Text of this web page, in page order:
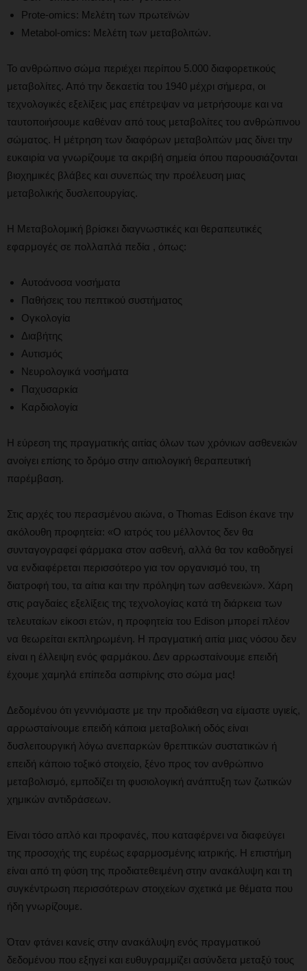
Prote-omics: Μελέτη των πρωτεϊνών
Metabol-omics: Μελέτη των μεταβολιτών.
Το ανθρώπινο σώμα περιέχει περίπου 5.000 διαφορετικούς
μεταβολίτες. Από την δεκαετία του 1940 μέχρι σήμερα, οι
τεχνολογικές εξελίξεις μας επέτρεψαν να μετρήσουμε και να
ταυτοποιήσουμε καθέναν από τους μεταβολίτες του ανθρώπινου
σώματος. Η μέτρηση των διαφόρων μεταβολιτών μας δίνει την
ευκαιρία να γνωρίζουμε τα ακριβή σημεία όπου παρουσιάζονται
βιοχημικές βλάβες και συνεπώς την προέλευση μιας
μεταβολικής δυσλειτουργίας.
Η Μεταβολομική βρίσκει διαγνωστικές και θεραπευτικές
εφαρμογές σε πολλαπλά πεδία , όπως:
Αυτοάνοσα νοσήματα
Παθήσεις του πεπτικού συστήματος
Ογκολογία
Διαβήτης
Αυτισμός
Νευρολογικά νοσήματα
Παχυσαρκία
Καρδιολογία
Η εύρεση της πραγματικής αιτίας όλων των χρόνιων ασθενειών
ανοίγει επίσης το δρόμο στην αιτιολογική θεραπευτική
παρέμβαση.
Στις αρχές του περασμένου αιώνα, ο Thomas Edison έκανε την
ακόλουθη προφητεία: «Ο ιατρός του μέλλοντος δεν θα
συνταγογραφεί φάρμακα στον ασθενή, αλλά θα τον καθοδηγεί
να ενδιαφέρεται περισσότερο για τον οργανισμό του, τη
διατροφή του, τα αίτια και την πρόληψη των ασθενειών». Χάρη
στις ραγδαίες εξελίξεις της τεχνολογίας κατά τη διάρκεια των
τελευταίων είκοσι ετών, η προφητεία του Edison μπορεί πλέον
να θεωρείται εκπληρωμένη. Η πραγματική αιτία μιας νόσου δεν
είναι η έλλειψη ενός φαρμάκου. Δεν αρρωσταίνουμε επειδή
έχουμε χαμηλά επίπεδα ασπιρίνης στο σώμα μας!
Δεδομένου ότι γεννιόμαστε με την προδιάθεση να είμαστε υγιείς,
αρρωσταίνουμε επειδή κάποια μεταβολική οδός είναι
δυσλειτουργική λόγω ανεπαρκών θρεπτικών συστατικών ή
επειδή κάποιο τοξικό στοιχείο, ξένο προς τον ανθρώπινο
μεταβολισμό, εμποδίζει τη φυσιολογική ανάπτυξη των ζωτικών
χημικών αντιδράσεων.
Είναι τόσο απλό και προφανές, που καταφέρνει να διαφεύγει
της προσοχής της ευρέως εφαρμοσμένης ιατρικής. Η επιστήμη
είναι από τη φύση της προδιατεθειμένη στην ανακάλυψη και τη
συγκέντρωση περισσότερων στοιχείων σχετικά με θέματα που
ήδη γνωρίζουμε.
Όταν φτάνει κανείς στην ανακάλυψη ενός πραγματικού
δεδομένου που εξηγεί και ευθυγραμμίζει ασύνδετα μεταξύ τους